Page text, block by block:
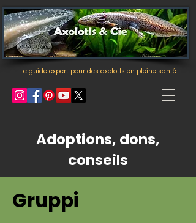
Le guide expert pour des axolotls en pleine santé
Adoptions, dons,
conseils
Gruppi